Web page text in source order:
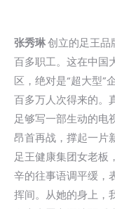
张秀琳创立的足王品
百多职工。这在中国
区，绝对是“超大型”
百多万人次得来的。
足够写一部生动的电
昂首再战，撑起一片
足王健康集团女老板
辛的往事语调平缓，
挥间。从她的身上，